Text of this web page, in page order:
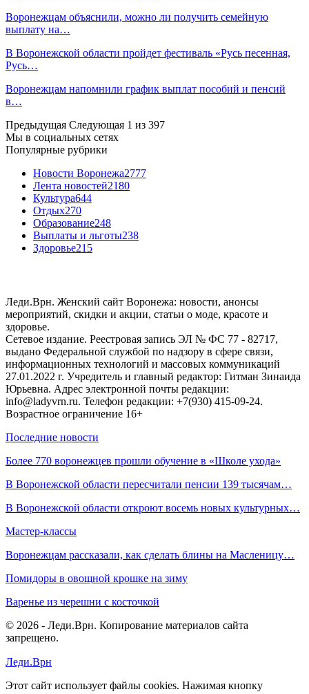
Воронежцам объяснили, можно ли получить семейную
выплату на…
В Воронежской области пройдет фестиваль «Русь песенная,
Русь…
Воронежцам напомнили график выплат пособий и пенсий
в…
Предыдущая Следующая 1 из 397
Мы в социальных сетях
Популярные рубрики
Новости Воронежа2777
Лента новостей2180
Культура644
Отдых270
Образование248
Выплаты и льготы238
Здоровье215
Леди.Врн. Женский сайт Воронежа: новости, анонсы
мероприятий, скидки и акции, статьи о моде, красоте и
здоровье.
Сетевое издание. Реестровая запись ЭЛ № ФС 77 - 82717,
выдано Федеральной службой по надзору в сфере связи,
информационных технологий и массовых коммуникаций
27.01.2022 г. Учредитель и главный редактор: Гитман Зинаида
Юрьевна. Адрес электронной почты редакции:
info@ladyvrn.ru. Телефон редакции: +7(930) 415-09-24.
Возрастное ограничение 16+
Последние новости
Более 770 воронежцев прошли обучение в «Школе ухода»
В Воронежской области пересчитали пенсии 139 тысячам…
В Воронежской области откроют восемь новых культурных…
Мастер-классы
Воронежцам рассказали, как сделать блины на Масленицу…
Помидоры в овощной крошке на зиму
Варенье из черешни с косточкой
© 2026 - Леди.Врн. Копирование материалов сайта
запрещено.
Леди.Врн
Этот сайт использует файлы cookies. Нажимая кнопку